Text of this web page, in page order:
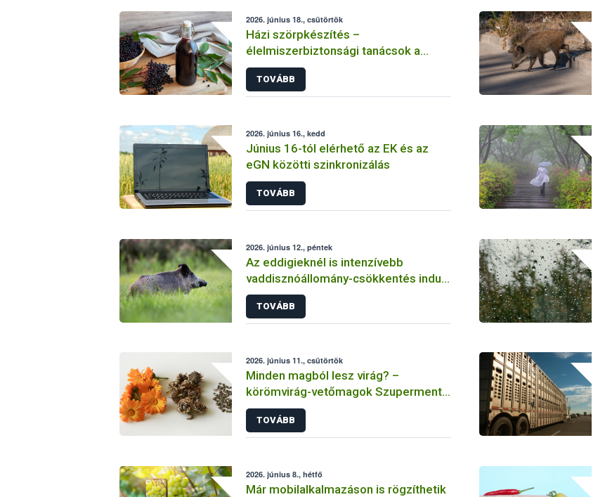
2026. június 18., csütörtök
Házi szörpkészítés –
élelmiszerbiztonsági tanácsok a
Nébih-től
TOVÁBB
2026. június 16., kedd
Június 16-tól elérhető az EK és az
eGN közötti szinkronizálás
TOVÁBB
2026. június 12., péntek
Az eddigieknél is intenzívebb
vaddisznóállomány-csökkentés indul
az ASP megfékezésére
TOVÁBB
2026. június 11., csütörtök
Minden magból lesz virág? –
körömvirág-vetőmagok Szupermenta
tesztje
TOVÁBB
2026. június 8., hétfő
Már mobilalkalmazáson is rögzíthetik